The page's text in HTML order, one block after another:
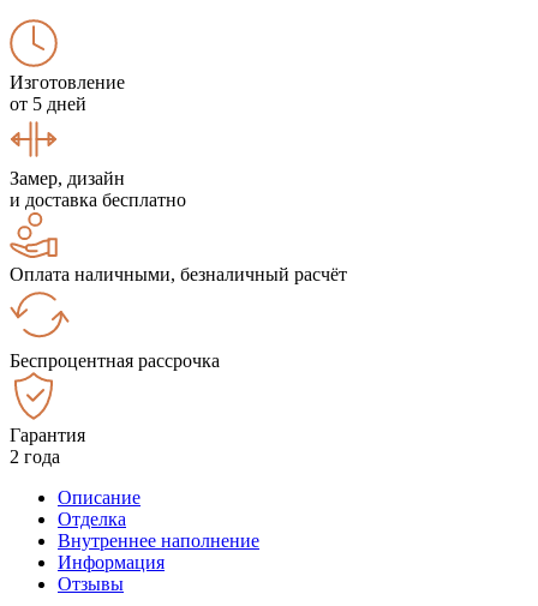
Изготовление
от 5 дней
Замер, дизайн
и доставка бесплатно
Оплата наличными, безналичный расчёт
Беспроцентная рассрочка
Гарантия
2 года
Описание
Отделка
Внутреннее наполнение
Информация
Отзывы